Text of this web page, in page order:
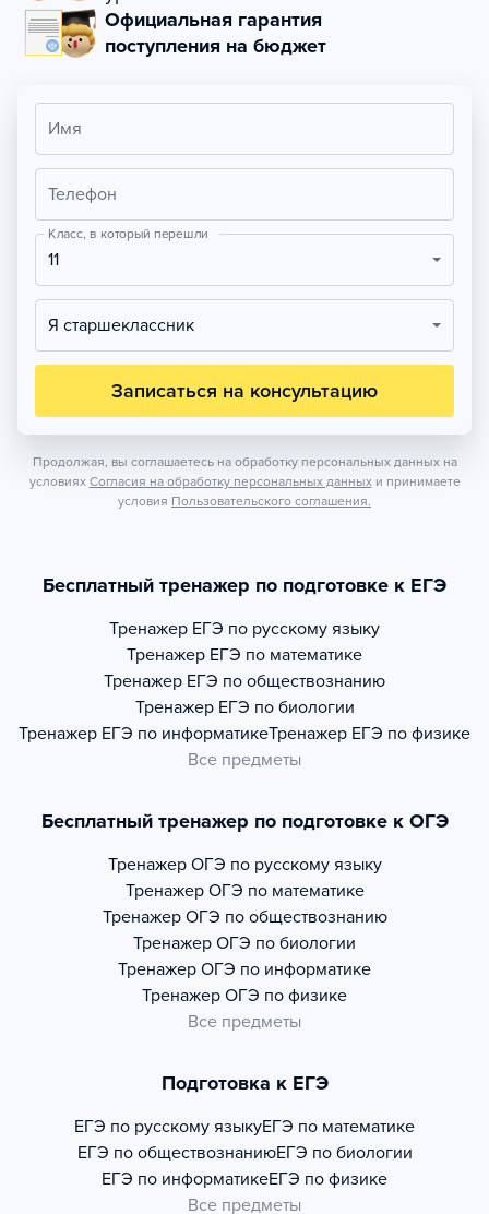
Официальная гарантия
поступления на бюджет
Имя
Телефон
Класс, в который перешли
11
Я старшеклассник
Записаться на консультацию
Продолжая, вы соглашаетесь на обработку персональных данных на
условиях Согласия на обработку персональных данных и принимаете
условия Пользовательского соглашения.
Бесплатный тренажер по подготовке к ЕГЭ
Тренажер ЕГЭ по русскому языку
Тренажер ЕГЭ по математике
Тренажер ЕГЭ по обществознанию
Тренажер ЕГЭ по биологии
Тренажер ЕГЭ по информатикеТренажер ЕГЭ по физике
Все предметы
Бесплатный тренажер по подготовке к ОГЭ
Тренажер ОГЭ по русскому языку
Тренажер ОГЭ по математике
Тренажер ОГЭ по обществознанию
Тренажер ОГЭ по биологии
Тренажер ОГЭ по информатике
Тренажер ОГЭ по физике
Все предметы
Подготовка к ЕГЭ
ЕГЭ по русскому языкуЕГЭ по математике
ЕГЭ по обществознаниюЕГЭ по биологии
ЕГЭ по информатикеЕГЭ по физике
Все предметы